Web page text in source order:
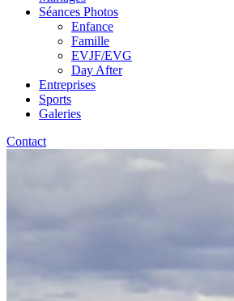
Séances Photos
Enfance
Famille
EVJF/EVG
Day After
Entreprises
Sports
Galeries
Contact